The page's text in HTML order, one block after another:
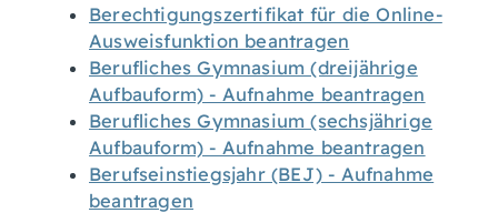
Berechtigungszertifikat für die Online-
Ausweisfunktion beantragen
Berufliches Gymnasium (dreijährige
Aufbauform) - Aufnahme beantragen
Berufliches Gymnasium (sechsjährige
Aufbauform) - Aufnahme beantragen
Berufseinstiegsjahr (BEJ) - Aufnahme
beantragen